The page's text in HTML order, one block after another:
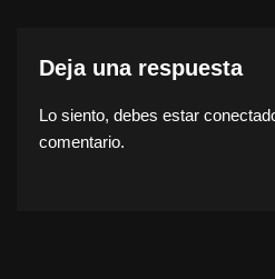
Deja una respuesta
Lo siento, debes estar
comentario.